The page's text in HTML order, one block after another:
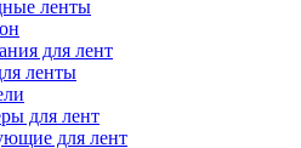
ленты
для лент
ленты
для лент
для лент